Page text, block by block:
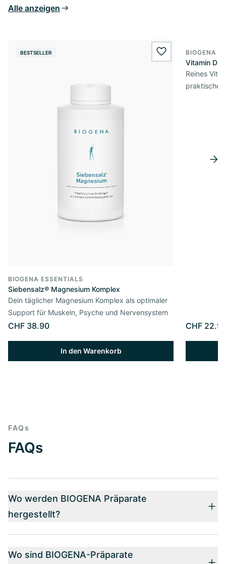
Alle anzeigen
BESTSELLER wishlist.add
BIOGENA ESSENTIALS
Siebensalz® Magnesium Komplex
Dein täglicher Magnesium Komplex als optimaler
Support für Muskeln, Psyche und Nervensystem
CHF 38.90
In den Warenkorb
BIOGENA
Vitamin D3
Reines
praktischer
CHF
FAQs
FAQs
Wo werden BIOGENA Präparate
hergestellt?
Wo sind BIOGENA-Präparate